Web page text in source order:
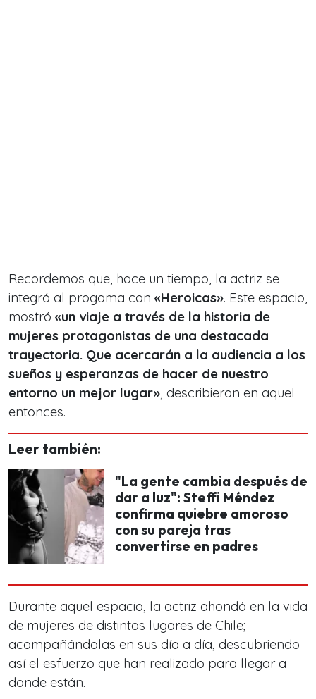
Recordemos que, hace un tiempo, la actriz se
integró al progama con «Heroicas». Este espacio,
mostró «un viaje a través de la historia de
mujeres protagonistas de una destacada
trayectoria. Que acercarán a la audiencia a los
sueños y esperanzas de hacer de nuestro
entorno un mejor lugar», describieron en aquel
entonces.
Leer también:
"La gente cambia después de
dar a luz": Steffi Méndez
confirma quiebre amoroso
con su pareja tras
convertirse en padres
Durante aquel espacio, la actriz ahondó en la vida
de mujeres de distintos lugares de Chile;
acompañándolas en sus día a día, descubriendo
así el esfuerzo que han realizado para llegar a
donde están.